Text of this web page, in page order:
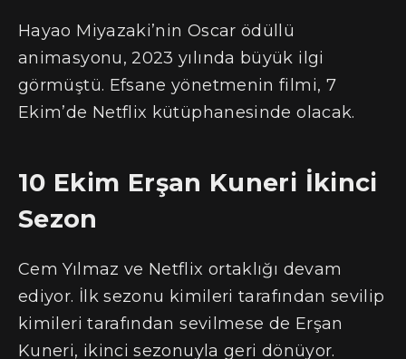
Hayao Miyazaki’nin Oscar ödüllü
animasyonu, 2023 yılında büyük ilgi
görmüştü. Efsane yönetmenin filmi, 7
Ekim’de Netflix kütüphanesinde olacak.
10 Ekim Erşan Kuneri İkinci
Sezon
Cem Yılmaz ve Netflix ortaklığı devam
ediyor. İlk sezonu kimileri tarafından sevilip
kimileri tarafından sevilmese de Erşan
Kuneri, ikinci sezonuyla geri dönüyor.